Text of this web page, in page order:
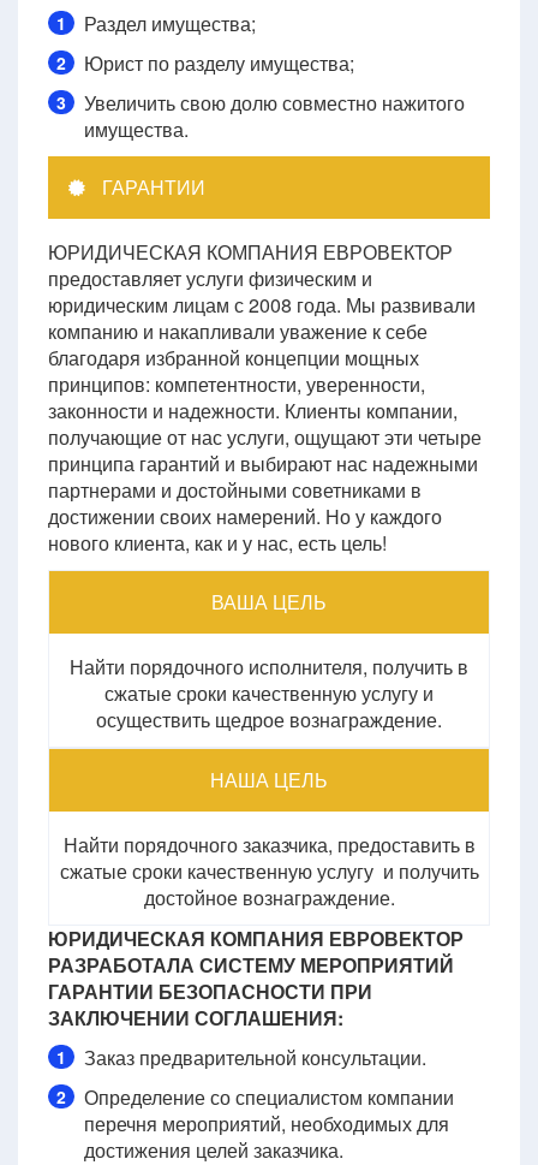
1 Раздел имущества;
2 Юрист по разделу имущества;
3
Увеличить свою долю совместно нажитого
имущества.
ГАРАНТИИ
ЮРИДИЧЕСКАЯ КОМПАНИЯ ЕВРОВЕКТОР
предоставляет услуги физическим и
юридическим лицам с 2008 года. Мы развивали
компанию и накапливали уважение к себе
благодаря избранной концепции мощных
принципов: компетентности, уверенности,
законности и надежности. Клиенты компании,
получающие от нас услуги, ощущают эти четыре
принципа гарантий и выбирают нас надежными
партнерами и достойными советниками в
достижении своих намерений. Но у каждого
нового клиента, как и у нас, есть цель!
ВАША ЦЕЛЬ
Найти порядочного исполнителя, получить в
сжатые сроки качественную услугу и
осуществить щедрое вознаграждение.
НАША ЦЕЛЬ
Найти порядочного заказчика, предоставить в
сжатые сроки качественную услугу и получить
достойное вознаграждение.
ЮРИДИЧЕСКАЯ КОМПАНИЯ ЕВРОВЕКТОР
РАЗРАБОТАЛА СИСТЕМУ МЕРОПРИЯТИЙ
ГАРАНТИИ БЕЗОПАСНОСТИ ПРИ
ЗАКЛЮЧЕНИИ СОГЛАШЕНИЯ:
1 Заказ предварительной консультации.
2
Определение со специалистом компании
перечня мероприятий, необходимых для
достижения целей заказчика.